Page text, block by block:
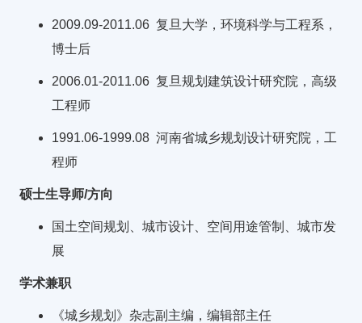
2009.09-2011.06 复旦大学，环境科学与工程系，
博士后
2006.01-2011.06 复旦规划建筑设计研究院，高级
工程师
1991.06-1999.08 河南省城乡规划设计研究院，工
程师
硕士生导师/方向
国土空间规划、城市设计、空间用途管制、城市发
展
学术兼职
《城乡规划》杂志副主编，编辑部主任